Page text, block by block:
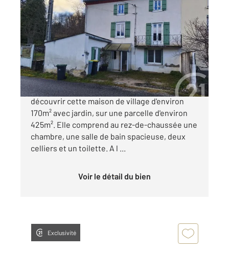
SERRES SUR ARGET 09
171 m2, 5 pièces
Ref : 5624
Maison à vendre
118 000 €
SERRES SUR ARGET, 15mn FOIX - Venez
découvrir cette maison de village d'environ
170m² avec jardin, sur une parcelle d'environ
425m². Elle comprend au rez-de-chaussée une
chambre, une salle de bain spacieuse, deux
celliers et un toilette. A l ...
Voir le détail du bien
Exclusivité